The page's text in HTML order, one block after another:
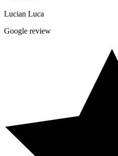
Lucian Luca
Google review